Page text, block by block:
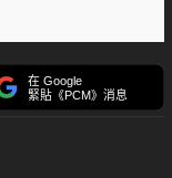
在 Google
緊貼《PCM》消息